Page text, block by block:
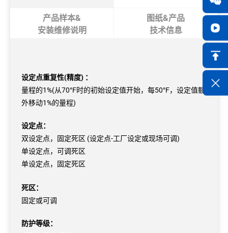
产品样本&
安装维修说明
图纸&产品
技术信息
设定点重复性(精度) ：
量程的1%(从70°F时的初始设定值开始，每50°F，设定值额
外移动1%的量程)
设定点：
双设定点，固定死区 (设定点-工厂设定或现场可调)
单设定点，可调死区
单设定点，固定死区
死区：
固定或可调
防护等级：